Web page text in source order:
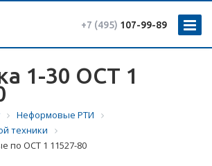
+7 (495) 107-99-89
1-30 ОСТ 1
Неформовые РТИ
техники
по ОСТ 1 11527-80